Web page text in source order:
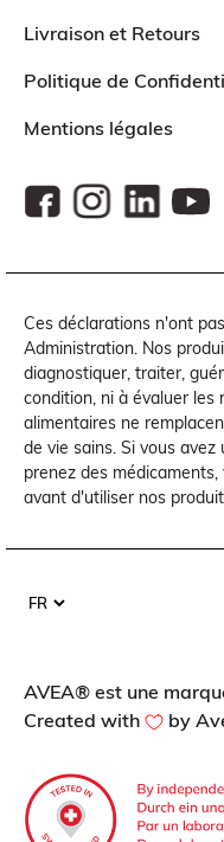
Livraison et Retours
Politique de
Mentions légales
Ces déclarations n'ont
Administration. Nos
diagnostiquer, traiter,
condition, ni à évaluer les
alimentaires ne
de vie sains. Si vous
prenez des
avant d'utiliser nos
AVEA® est une
Created with
by